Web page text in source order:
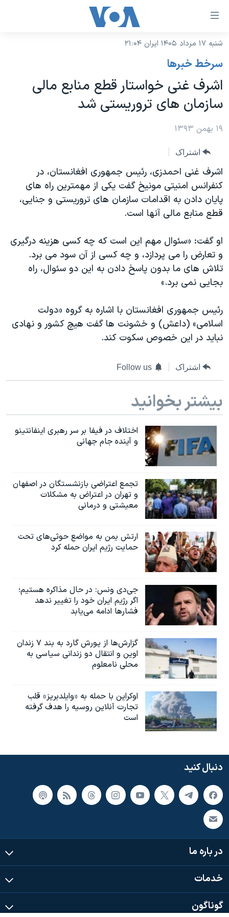
لینکهای
دسترسی
جهش
محتوای
اصلی
به
اصلی
جهش
به
جستجو
نسخه سبک وب‌سایت
موضوع ها
ایران
آمریکا
جهان
گزیده‌ها
ویژه برنامه‌ها
ویدیوها
فرهنگ و زندگی
حقوق شهروندی
اقتصادی
اسرائیل در جنگ
گالری عکس
برنامه های تلویزیونی
جدول برنامه ها
صفحه‌های ویژه
عملیات خشم حماسی
۲۵۰سالگی آمریکا
بایگانی برنامه‌های تلویزیونی
مستندها
انتخابات ریاست جمهوری آمریکا ۲۰۲۴
حمله جمهوری اسلامی به اسرائیل
ورزش زنان در ایران
اعتراضات زن، زندگی، آزادی
تریبونال مردمی آبان ۹۸
چهل سال گروگان‌گیری
اعتراضات مردمی آبان ۹۸
نرگس محمدی برنده جایزه نوبل صلح
همایش محافظه‌کاران آمریکا «سی‌پک»
صفحه‌های ویژه
سفر پرزیدنت ترامپ به چین
فرکانس‌های صدای آمریکا
پخش رادیویی
یادگیری زبان انگلیسی
دنبال کنید
زبانهای مختلف
شنبه ۱۷ مرداد ۱۴۰۵ ایران ۲۱:۰۴
سرخط خبرها
اشرف غنی خواستار قطع منابع مالی
سازمان های تروریستی شد
۱۹ بهمن ۱۳۹۳
اشتراک
اشرف غنی احمدزی، رئیس جمهوری افغانستان، در
کنفرانس امنیتی مونیخ گفت یکی از مهمترین راه های
پایان دادن به اقدامات سازمان های تروریستی و جنایی،
قطع منابع مالی آنها است.
او گفت: «سئوال مهم این است که چه کسی هزینه درگیری
و تعارض را می پردازد، و چه کسی از آن سود می برد.
تلاش های ما بدون پاسخ دادن به این دو سئوال، راه
بجایی نمی برد.»
​رئیس جمهوری افغانستان با اشاره به گروه «دولت
اسلامی» (داعش) و خشونت ها گفت هیچ کشور و نهادی
نباید در این خصوص سکوت کند.
اشتراک Follow us
بیشتر بخوانید
اختلاف در فیفا بر سر رهبری اینفانتینو
و آینده جام جهانی
تجمع اعتراضی بازنشستگان در اصفهان
و تهران در اعتراض به مشکلات
معیشتی و درمانی
ارتش یمن به مواضع حوثی‌های تحت
حمایت رژیم ایران حمله کرد
جی‌دی ونس: در حال مذاکره هستیم؛
اگر رژیم ایران خود را تغییر ندهد
فشارها ادامه می‌یابد
گزارش‌ها از یورش گارد به بند ۷ زندان
اوین و انتقال دو زندانی سیاسی به
محلی نامعلوم
اوکراین با حمله به «وایلدبریز» قلب
تجارت آنلاین روسیه را هدف گرفته
است
دنبال کنید
در باره ما
خدمات
گوناگون